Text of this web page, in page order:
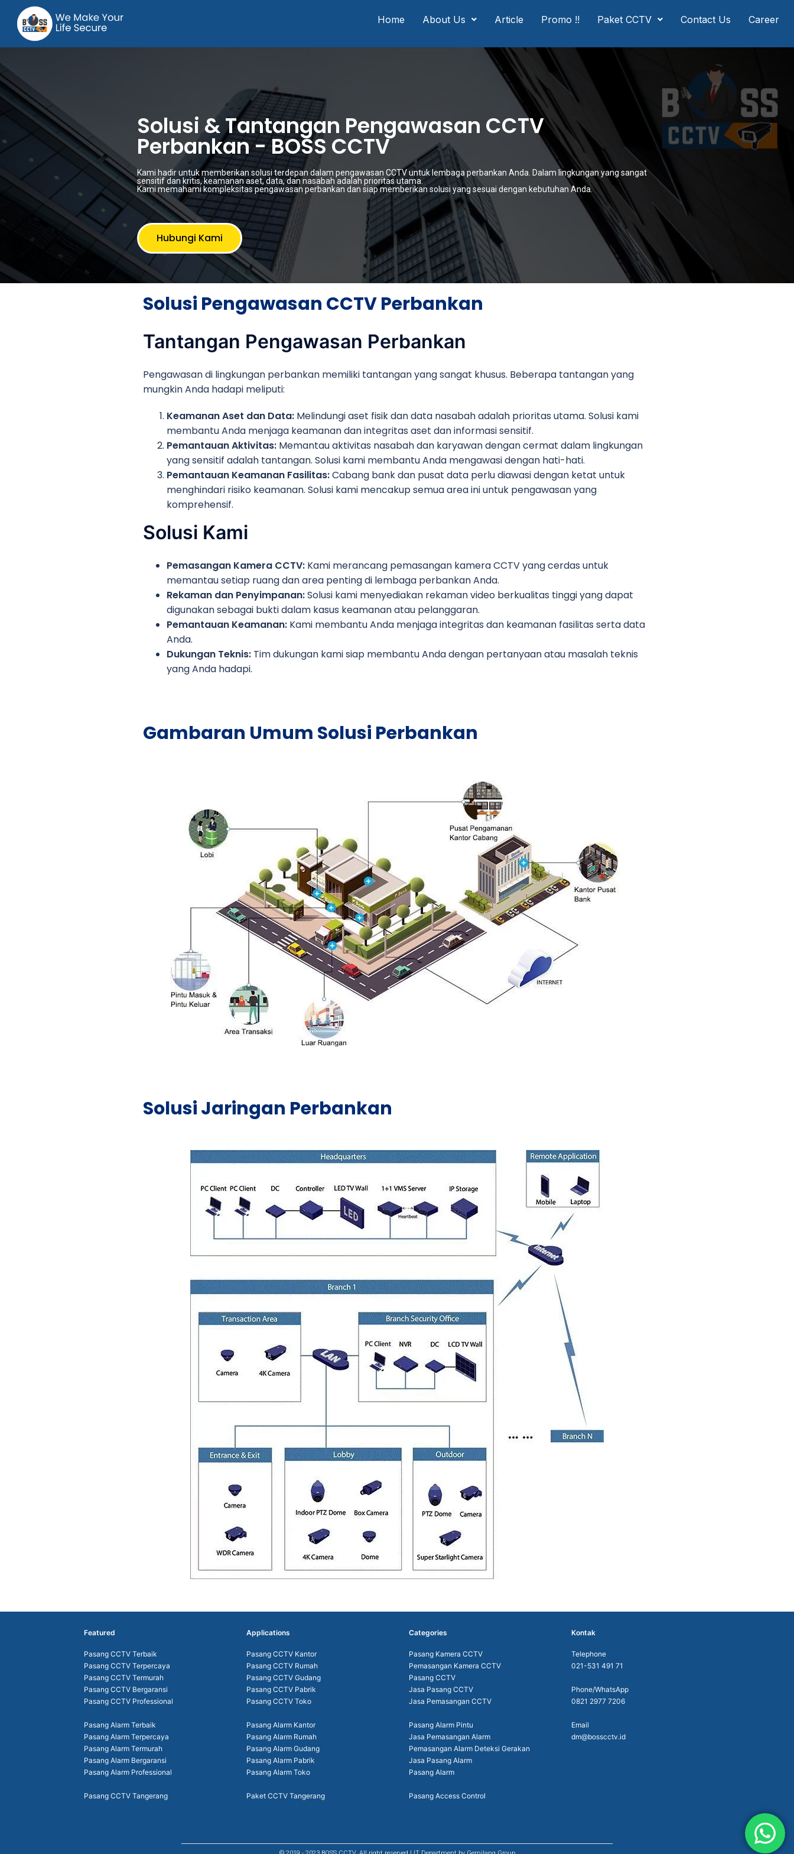
Home About Us Article Promo !! Paket CCTV Contact Us Career
Solusi & Tantangan Pengawasan CCTV
Perbankan - BOSS CCTV
Kami hadir untuk memberikan solusi terdepan dalam pengawasan CCTV untuk lembaga perbankan Anda. Dalam lingkungan yang sangat
sensitif dan kritis, keamanan aset, data, dan nasabah adalah prioritas utama.
Kami memahami kompleksitas pengawasan perbankan dan siap memberikan solusi yang sesuai dengan kebutuhan Anda.
Hubungi Kami
Solusi Pengawasan CCTV Perbankan
Tantangan Pengawasan Perbankan
Pengawasan di lingkungan perbankan memiliki tantangan yang sangat khusus. Beberapa tantangan yang
mungkin Anda hadapi meliputi:
Keamanan Aset dan Data: Melindungi aset fisik dan data nasabah adalah prioritas utama. Solusi kami
membantu Anda menjaga keamanan dan integritas aset dan informasi sensitif.
Pemantauan Aktivitas: Memantau aktivitas nasabah dan karyawan dengan cermat dalam lingkungan
yang sensitif adalah tantangan. Solusi kami membantu Anda mengawasi dengan hati-hati.
Pemantauan Keamanan Fasilitas:Cabang bank dan pusat data perlu diawasi dengan ketat untuk
menghindari risiko keamanan. Solusi kami mencakup semua area ini untuk pengawasan yang
komprehensif.
Solusi Kami
Pemasangan Kamera CCTV: Kami merancang pemasangan kamera CCTV yang cerdas untuk
memantau setiap ruang dan area penting di lembaga perbankan Anda.
Rekaman dan Penyimpanan:Solusi kami menyediakan rekaman video berkualitas tinggi yang dapat
digunakan sebagai bukti dalam kasus keamanan atau pelanggaran.
Pemantauan Keamanan: Kami membantu Anda menjaga integritas dan keamanan fasilitas serta data
Anda.
Dukungan Teknis: Tim dukungan kami siap membantu Anda dengan pertanyaan atau masalah teknis
yang Anda hadapi.
Gambaran Umum Solusi Perbankan
Solusi Jaringan Perbankan
Featured
Pasang CCTV Terbaik
Pasang CCTV Terpercaya
Pasang CCTV Termurah
Pasang CCTV Bergaransi
Pasang CCTV Professional
Pasang Alarm Terbaik
Pasang Alarm Terpercaya
Pasang Alarm Termurah
Pasang Alarm Bergaransi
Pasang Alarm Professional
Pasang CCTV Tangerang
Applications
Pasang CCTV Kantor
Pasang CCTV Rumah
Pasang CCTV Gudang
Pasang CCTV Pabrik
Pasang CCTV Toko
Pasang Alarm Kantor
Pasang Alarm Rumah
Pasang Alarm Gudang
Pasang Alarm Pabrik
Pasang Alarm Toko
Paket CCTV Tangerang
Categories
Pasang Kamera CCTV
Pemasangan Kamera CCTV
Pasang CCTV
Jasa Pasang CCTV
Jasa Pemasangan CCTV
Pasang Alarm Pintu
Jasa Pemasangan Alarm
Pemasangan Alarm Deteksi Gerakan
Jasa Pasang Alarm
Pasang Alarm
Pasang Access Control
Kontak
Telephone
021-531 491 71
Phone/WhatsApp
0821 2977 7206
Email
dm@bosscctv.id